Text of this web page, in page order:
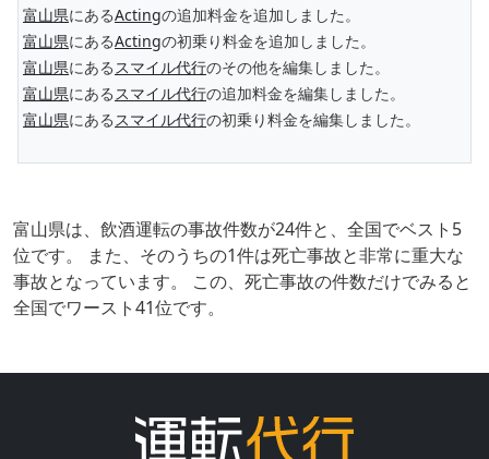
富山県にあるActingの追加料金を追加しました。
富山県にあるActingの初乗り料金を追加しました。
富山県にある スマイル代行のその他を編集しました。
富山県にある スマイル代行の追加料金を編集しました。
富山県にある スマイル代行の初乗り料金を編集しました。
富山県は、飲酒運転の事故件数が24件と、全国でベスト5
位です。 また、そのうちの1件は死亡事故と非常に重大な
事故となっています。 この、死亡事故の件数だけでみると
全国でワースト41位です。